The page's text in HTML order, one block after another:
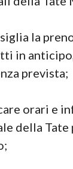
la
in
prevista;
orari e
della Tate